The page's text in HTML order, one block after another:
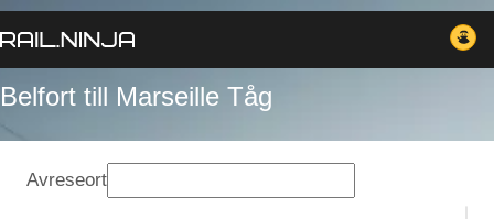
Belfort till Marseille Tåg
Avreseort